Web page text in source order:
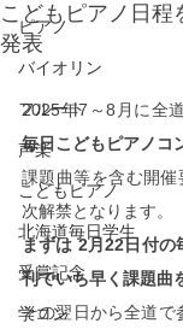
ピアノ
バイオリン
フルート
声楽
こどもピアノ
北海道毎日学生
受賞記念
学コン
こどもピアノ日程
発表
2025年7～8月に全
毎日こどもピアノコ
課題曲等を含む開
次解禁となります。
まずは 2月22日付の
刊でいち早く課題曲
その翌日から全道で